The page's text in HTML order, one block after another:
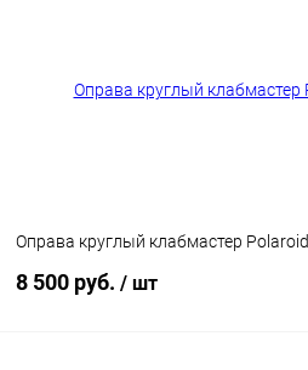
Оправа круглый клабмастер Polaroid
8 500 руб. / шт